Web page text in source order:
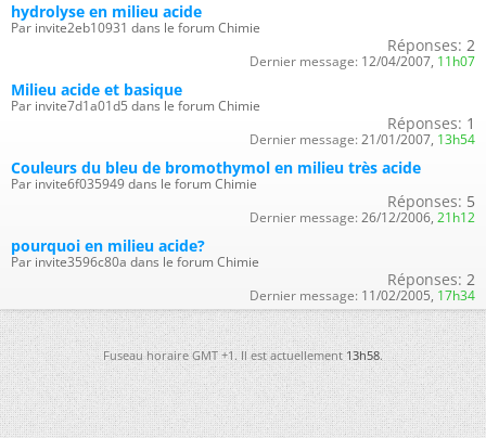
hydrolyse en milieu acide
Par invite2eb10931 dans le forum Chimie
Réponses: 2
Dernier message: 12/04/2007, 11h07
Milieu acide et basique
Par invite7d1a01d5 dans le forum Chimie
Réponses: 1
Dernier message: 21/01/2007, 13h54
Couleurs du bleu de bromothymol en milieu très acide
Par invite6f035949 dans le forum Chimie
Réponses: 5
Dernier message: 26/12/2006, 21h12
pourquoi en milieu acide?
Par invite3596c80a dans le forum Chimie
Réponses: 2
Dernier message: 11/02/2005, 17h34
Fuseau horaire GMT +1. Il est actuellement13h58.